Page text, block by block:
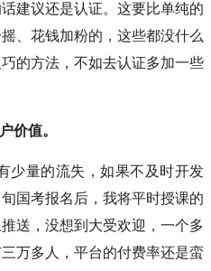
建议还是认证。这要比单纯的
、花钱加粉的，这些都没什么
的方法，不如去认证多加一些
价值。
量的流失，如果不及时开发
国考报名后，我将平时授课的
送，没想到大受欢迎，一个多
万多人，平台的付费率还是蛮